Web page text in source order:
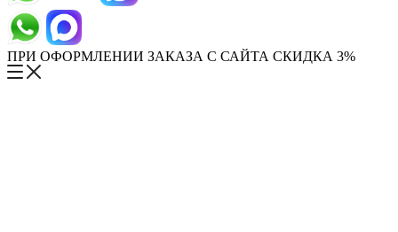
ПРИ ОФОРМЛЕНИИ ЗАКАЗА С САЙТА СКИДКА 3%